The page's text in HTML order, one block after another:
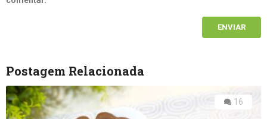
Postagem Relacionada
16